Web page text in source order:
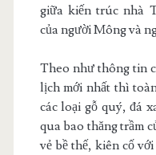
giữa kiến trúc nhà
của người Mông và
Theo như thông tin
lịch mới nhất thì
các loại gỗ quý, đá
qua bao thăng trầm
vẻ bề thế, kiên cố